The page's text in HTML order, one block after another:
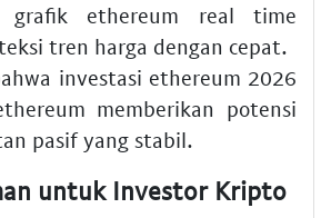
grafik ethereum real time
tren harga dengan cepat.
investasi ethereum 2026
memberikan potensi
pasif yang stabil.
untuk Investor Kripto